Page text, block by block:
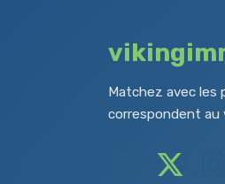
Matchez avec les
correspondent au